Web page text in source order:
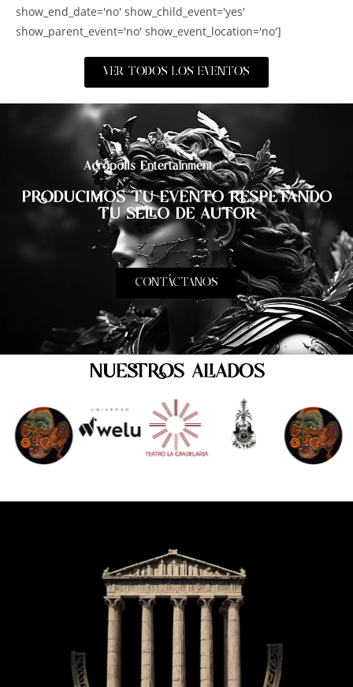
show_end_date='no' show_child_event='yes'
show_parent_event='no' show_event_location='no']
VER TODOS LOS EVENTOS
Acrópolis Entertainment
PRODUCIMOS TU EVENTO RESPETANDO
TU SELLO DE AUTOR
CONTÁCTANOS
NUESTROS ALIADOS